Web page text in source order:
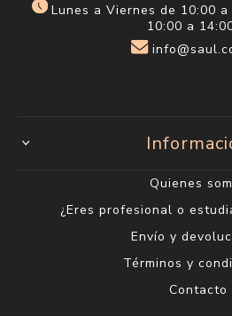
Lunes a Viernes de 10:00
10:00 a
Quienes
¿Eres profesional o
Envío y
Términos y
Contacto